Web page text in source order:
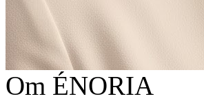
Om ÉNORIA